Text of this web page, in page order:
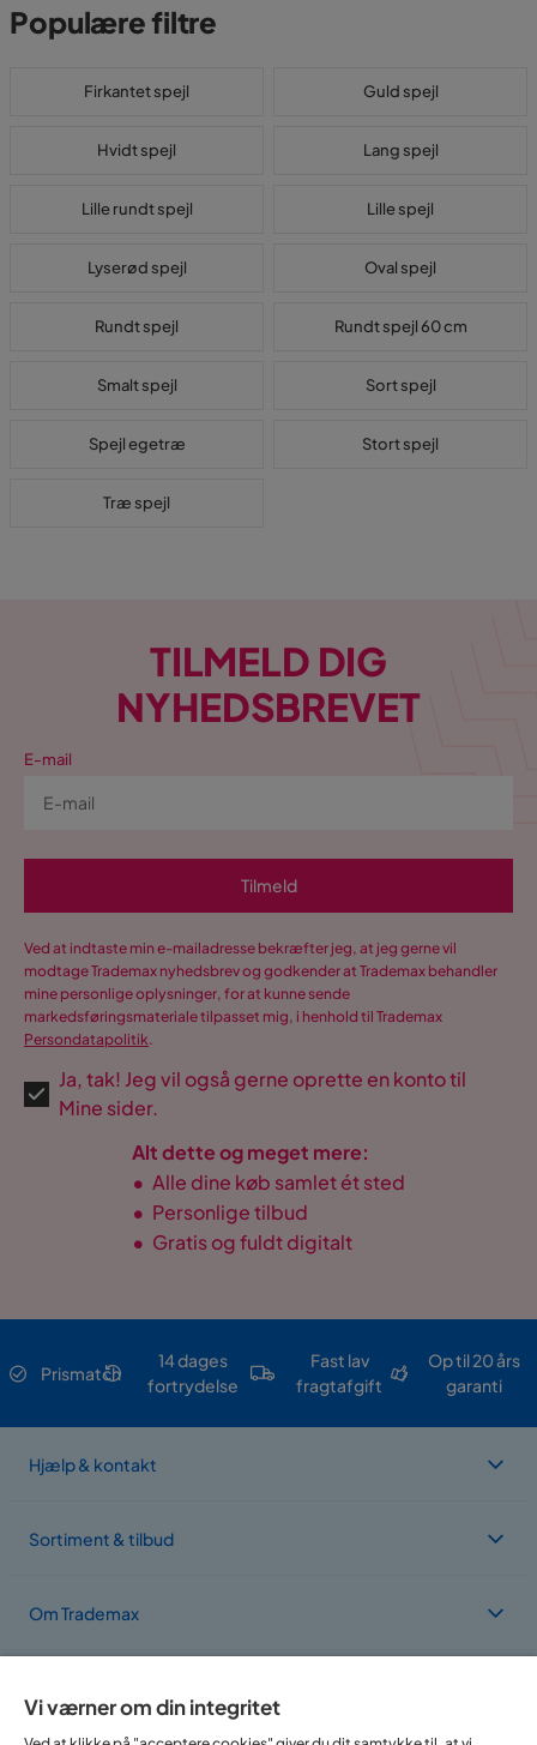
Populære filtre
Firkantet spejl Guld spejl
Hvidt spejl Lang spejl
Lille rundt spejl Lille spejl
Lyserød spejl Oval spejl
Rundt spejl Rundt spejl 60 cm
Smalt spejl Sort spejl
Spejl egetræ Stort spejl
Træ spejl
TILMELD DIG
NYHEDSBREVET
E-mail
Tilmeld
Ved at indtaste min e-mailadresse bekræfter jeg, at jeg gerne vil
modtage Trademax nyhedsbrev og godkender at Trademax behandler
mine personlige oplysninger, for at kunne sende
markedsføringsmateriale tilpasset mig, i henhold til Trademax
Persondatapolitik.
Ja, tak! Jeg vil også gerne oprette en konto til
Mine sider.
Alt dette og meget mere:
• Alle dine køb samlet ét sted
• Personlige tilbud
• Gratis og fuldt digitalt
Prismatch
14 dages
fortrydelse
Fast lav
fragtafgift
Op til 20 års
garanti
Hjælp & kontakt
Sortiment & tilbud
Om Trademax
Vi findes i flere forskellige lande
Vi værner om din integritet